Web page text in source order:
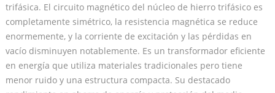
trifásica. El circuito magnético del núcleo de hierro trifásico es
completamente simétrico, la resistencia magnética se reduce
enormemente, y la corriente de excitación y las pérdidas en
vacío disminuyen notablemente. Es un transformador eficiente
en energía que utiliza materiales tradicionales pero tiene
menor ruido y una estructura compacta. Su destacado